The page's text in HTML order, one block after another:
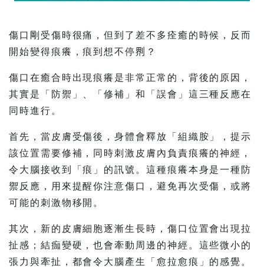
傷口剛受傷時很痛，但到了差不多痊癒的時候，反而
開始變得痕癢，痕到想不停𠝹？
傷口在癒合時出現痕癢是非常正常的，背後的原因，
其實是「防禦」、「修補」和「誤會」這三種反應在
同時進行。
首先，當皮膚受傷後，身體會釋放「組織胺」，提示
該位置需要修補，同時刺激皮膚內負責痕癢的神經，
令大腦接收到「痕」的訊號。這種痕癢本身是一種防
禦反應，用來提醒你注意傷口，避免再次受傷，或將
可能的刺激物移開。
其次，新的皮膚細胞逐漸生長時，傷口位置會出現拉
扯感；結痂變硬，也會牽動周邊的神經。這些微小的
張力與牽扯，都會令大腦產生「愈拉愈痕」的感覺。